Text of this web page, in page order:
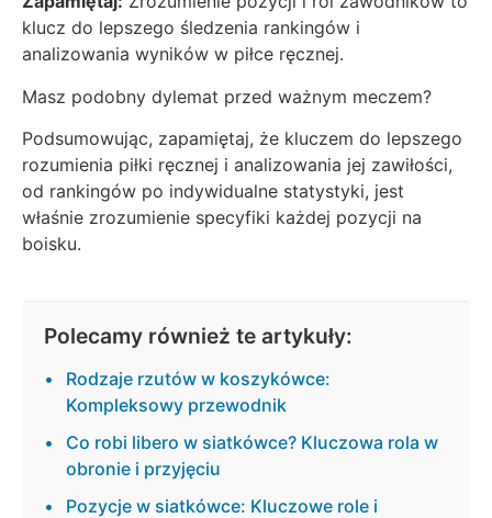
klucz do lepszego śledzenia rankingów i
analizowania wyników w piłce ręcznej.
Masz podobny dylemat przed ważnym meczem?
Podsumowując, zapamiętaj, że kluczem do lepszego
rozumienia piłki ręcznej i analizowania jej zawiłości,
od rankingów po indywidualne statystyki, jest
właśnie zrozumienie specyfiki każdej pozycji na
boisku.
Polecamy również te artykuły:
Rodzaje rzutów w koszykówce:
Kompleksowy przewodnik
Co robi libero w siatkówce? Kluczowa rola w
obronie i przyjęciu
Pozycje w siatkówce: Kluczowe role i